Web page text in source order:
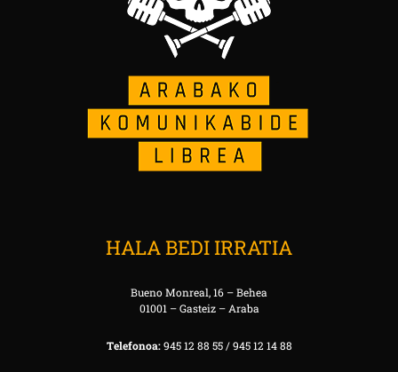
HALA BEDI IRRATIA
Bueno Monreal, 16 – Behea
01001 – Gasteiz – Araba
Telefonoa:945 12 88 55 / 945 12 14 88